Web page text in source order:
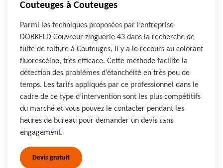
Couteuges à Couteuges
Parmi les techniques proposées par l’entreprise
DORKELD Couvreur zinguerie 43 dans la recherche de
fuite de toiture à Couteuges, il y a le recours au colorant
fluorescéine, très efficace. Cette méthode facilite la
détection des problèmes d’étanchéité en très peu de
temps. Les tarifs appliqués par ce professionnel dans le
cadre de ce type d’intervention sont les plus compétitifs
du marché et vous pouvez le contacter pendant les
heures de bureau pour demander un devis sans
engagement.
Devis gratuit